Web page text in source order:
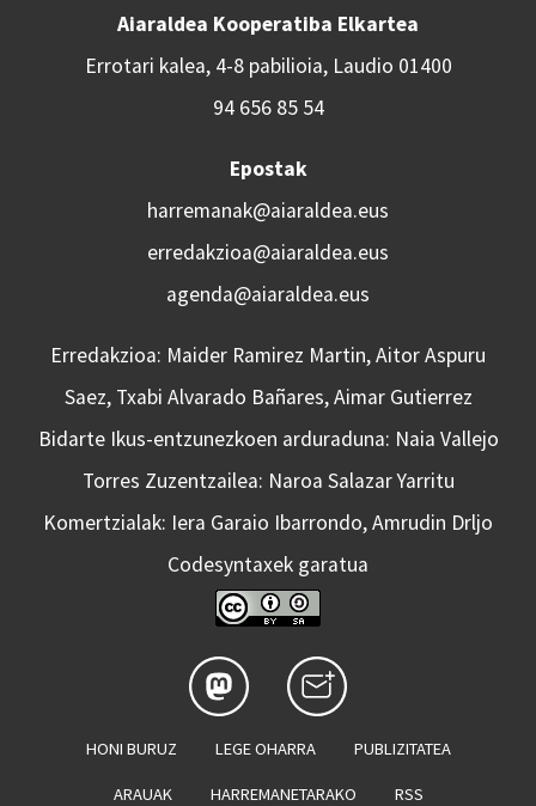
Aiaraldea Kooperatiba Elkartea
Errotari kalea, 4-8 pabilioia, Laudio 01400
94 656 85 54
Epostak
harremanak@aiaraldea.eus
erredakzioa@aiaraldea.eus
agenda@aiaraldea.eus
Erredakzioa: Maider Ramirez Martin, Aitor Aspuru
Saez, Txabi Alvarado Bañares, Aimar Gutierrez
Bidarte Ikus-entzunezkoen arduraduna: Naia Vallejo
Torres Zuzentzailea: Naroa Salazar Yarritu
Komertzialak: Iera Garaio Ibarrondo, Amrudin Drljo
Codesyntaxek garatua
HONI BURUZ LEGE OHARRA PUBLIZITATEA
ARAUAK HARREMANETARAKO RSS